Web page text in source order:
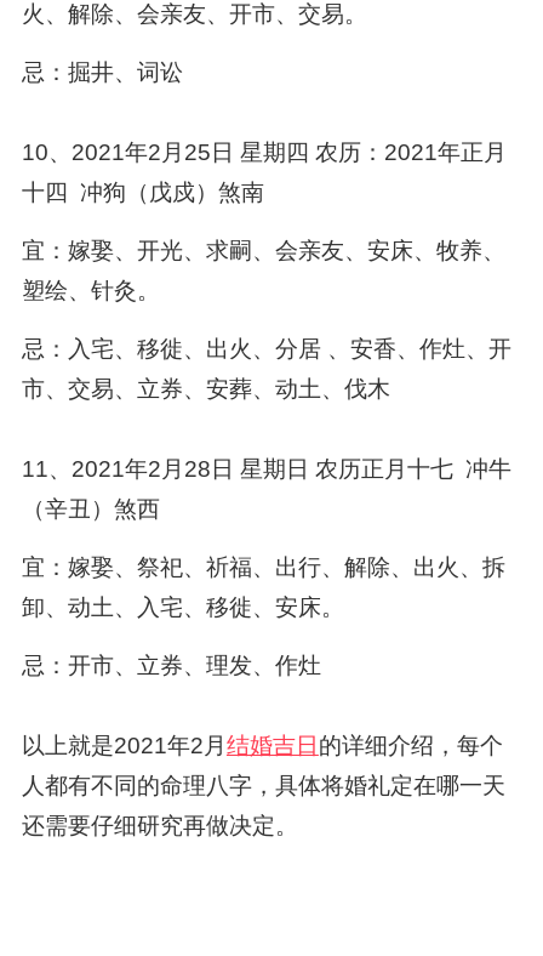
火、解除、会亲友、开市、交易。
忌：掘井、词讼
10、2021年2月25日 星期四 农历：2021年正月
十四 冲狗（戊戍）煞南
宜：嫁娶、开光、求嗣、会亲友、安床、牧养、
塑绘、针灸。
忌：入宅、移徙、出火、分居 、安香、作灶、开
市、交易、立券、安葬、动土、伐木
11、2021年2月28日 星期日 农历正月十七 冲牛
（辛丑）煞西
宜：嫁娶、祭祀、祈福、出行、解除、出火、拆
卸、动土、入宅、移徙、安床。
忌：开市、立券、理发、作灶
以上就是2021年2月 结婚吉日 的详细介绍，每个
人都有不同的命理八字，具体将婚礼定在哪一天
还需要仔细研究再做决定。